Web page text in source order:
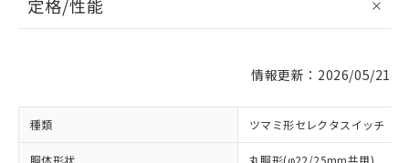
定格/性能
情報更新：2026/05/21
種類 ツマミ形セレクタスイッチ
胴体形状 丸胴形(φ22/25mm共用)